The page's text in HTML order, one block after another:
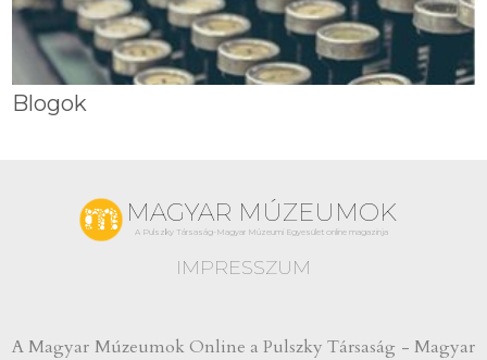
Blogok
MAGYAR MÚZEUMOK
A Pulszky Társaság-Magyar Múzeumi Egyesület online magazinja
IMPRESSZUM
A Magyar Múzeumok Online a Pulszky Társaság - Magyar